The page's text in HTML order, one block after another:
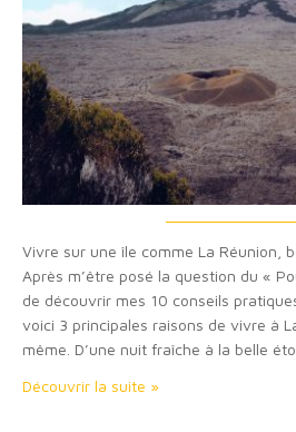
Vivre sur une île comme La Réunion,
Après m’être posé la question du «
de découvrir mes 10 conseils
voici 3 principales raisons de vivre à
même. D’une nuit fraîche à la belle
Découvrir la suite »